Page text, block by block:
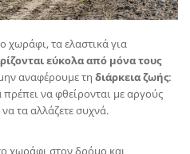
χωράφι, τα ελαστικά για
εύκολα από μόνα τους
αναφέρουμε τη διάρκεια ζωής:
να φθείρονται με αργούς
τα αλλάζετε συχνά.
χωράφι στον δρόμο και